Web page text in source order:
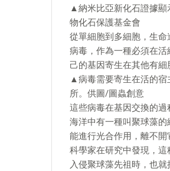
▲納米比亞新化石證據顯
物化石保護基金會
從單細胞到多細胞，生
病毒，作為一種必須在
己的基因寄生在其他有細
▲病毒需要寄生在活的宿
所。供圖/圖蟲創意
這些病毒在基因交換的過
海洋中有一種叫聚球藻
能進行光合作用，離不開
科學家在研究中發現，
入侵聚球藻先祖時，也就